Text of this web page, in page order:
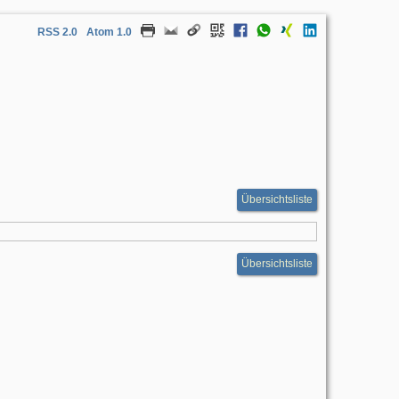
RSS 2.0 Atom 1.0
Übersichtsliste
Übersichtsliste